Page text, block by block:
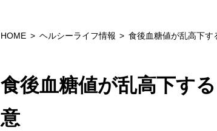
HOME ヘルシーライフ情報 食後血糖値が乱高下す
食後血糖値が乱高下す
意